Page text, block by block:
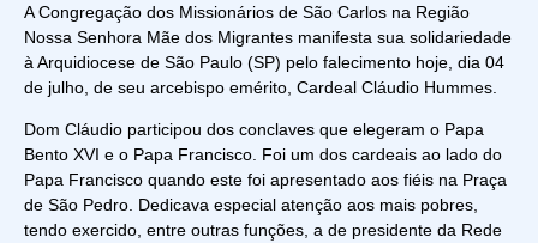
A Congregação dos Missionários de São Carlos na Região
Nossa Senhora Mãe dos Migrantes manifesta sua solidariedade
à Arquidiocese de São Paulo (SP) pelo falecimento hoje, dia 04
de julho, de seu arcebispo emérito, Cardeal Cláudio Hummes.
Dom Cláudio participou dos conclaves que elegeram o Papa
Bento XVI e o Papa Francisco. Foi um dos cardeais ao lado do
Papa Francisco quando este foi apresentado aos fiéis na Praça
de São Pedro. Dedicava especial atenção aos mais pobres,
tendo exercido, entre outras funções, a de presidente da Rede